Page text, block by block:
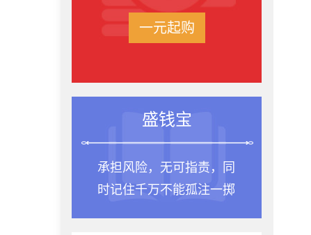
一元起购
盛钱宝
承担风险，无可指责，同
时记住千万不能孤注一掷